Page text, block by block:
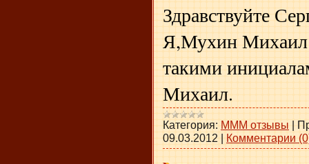
Здравствуйте
Я,Мухин
такими
Михаил.
Категория: МММ отзывы |
09.03.2012 | Комментарии